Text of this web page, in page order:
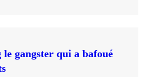
gangster qui a bafoué